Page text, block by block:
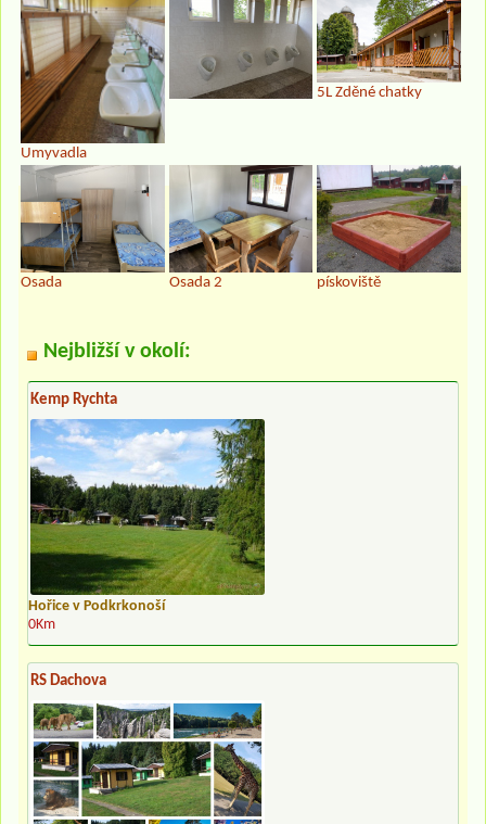
Umyvadla
5L Zděné chatky
Osada Osada 2 pískoviště
Nejbližší v okolí:
Kemp Rychta
Hořice v Podkrkonoší
0Km
RS Dachova